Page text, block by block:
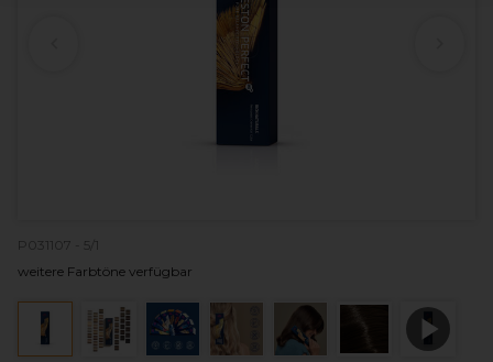
P031107 - 5/1
weitere Farbtöne verfügbar